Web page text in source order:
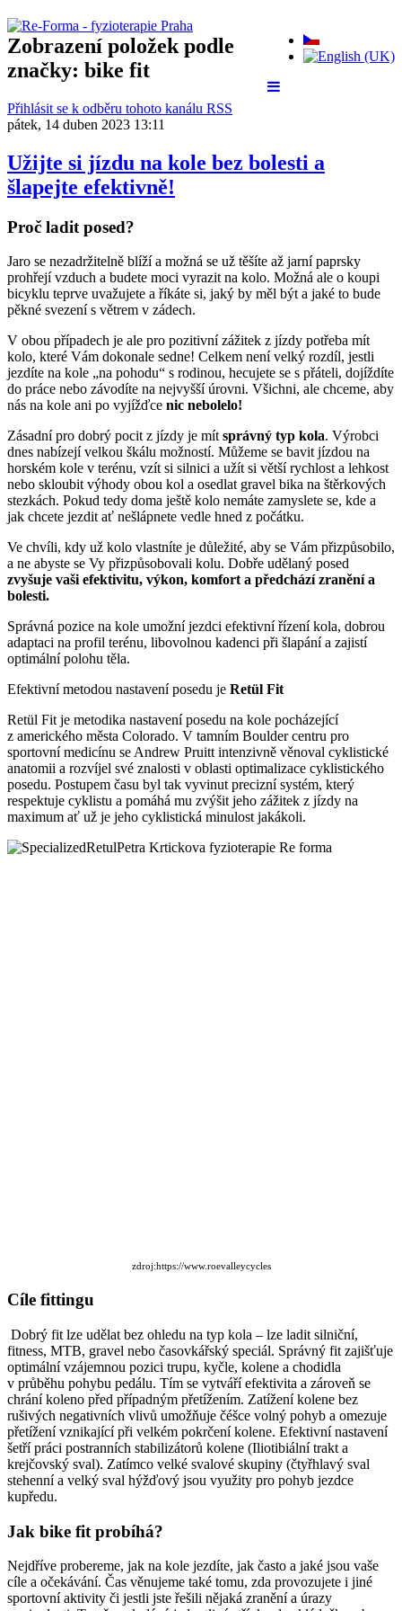
Zobrazení položek podle
značky: bike fit
Přihlásit se k odběru tohoto kanálu RSS
pátek, 14 duben 2023 13:11
Užijte si jízdu na kole bez bolesti a
šlapejte efektivně!
Proč ladit posed?
Jaro se nezadržitelně blíží a možná se už těšíte až jarní paprsky
prohřejí vzduch a budete moci vyrazit na kolo. Možná ale o koupi
bicyklu teprve uvažujete a říkáte si, jaký by měl být a jaké to bude
pěkné svezení s větrem v zádech.
V obou případech je ale pro pozitivní zážitek z jízdy potřeba mít
kolo, které Vám dokonale sedne! Celkem není velký rozdíl, jestli
jezdíte na kole „na pohodu“ s rodinou, hecujete se s přáteli, dojíždíte
do práce nebo závodíte na nejvyšší úrovni. Všichni, ale chceme, aby
nás na kole ani po vyjížďce nic nebolelo!
Zásadní pro dobrý pocit z jízdy je mít správný typ kola. Výrobci
dnes nabízejí velkou škálu možností. Můžeme se bavit jízdou na
horském kole v terénu, vzít si silnici a užít si větší rychlost a lehkost
nebo skloubit výhody obou kol a osedlat gravel bika na štěrkových
stezkách. Pokud tedy doma ještě kolo nemáte zamyslete se, kde a
jak chcete jezdit ať nešlápnete vedle hned z počátku.
Ve chvíli, kdy už kolo vlastníte je důležité, aby se Vám přizpůsobilo,
a ne abyste se Vy přizpůsobovali kolu. Dobře udělaný posed
zvyšuje vaši efektivitu, výkon, komfort a předchází zranění a
bolesti.
Správná pozice na kole umožní jezdci efektivní řízení kola, dobrou
adaptaci na profil terénu, libovolnou kadenci při šlapání a zajistí
optimální polohu těla.
Efektivní metodou nastavení posedu je Retül Fit
Retül Fit je metodika nastavení posedu na kole pocházející
z amerického města Colorado. V tamním Boulder centru pro
sportovní medicínu se Andrew Pruitt intenzivně věnoval cyklistické
anatomii a rozvíjel své znalosti v oblasti optimalizace cyklistického
posedu. Postupem času byl tak vyvinut precizní systém, který
respektuje cyklistu a pomáhá mu zvýšit jeho zážitek z jízdy na
maximum ať už je jeho cyklistická minulost jakákoli.
zdroj:https://www.roevalleycycles
Cíle fittingu
Dobrý fit lze udělat bez ohledu na typ kola – lze ladit silniční,
fitness, MTB, gravel nebo časovkářský speciál. Správný fit zajišťuje
optimální vzájemnou pozici trupu, kyčle, kolene a chodidla
v průběhu pohybu pedálu. Tím se vytváří efektivita a zároveň se
chrání koleno před případným přetížením. Zatížení kolene bez
rušivých negativních vlivů umožňuje čéšce volný pohyb a omezuje
přetížení vznikající při velkém pokrčení kolene. Efektivní nastavení
šetří práci postranních stabilizátorů kolene (Iliotibiální trakt a
krejčovský sval). Zatímco velké svalové skupiny (čtyřhlavý sval
stehenní a velký sval hýžďový jsou využity pro pohyb jezdce
kupředu.
Jak bike fit probíhá?
Nejdříve probereme, jak na kole jezdíte, jak často a jaké jsou vaše
cíle a očekávání. Čas věnujeme také tomu, zda provozujete i jiné
sportovní aktivity či jestli jste řešili nějaká zranění a úrazy